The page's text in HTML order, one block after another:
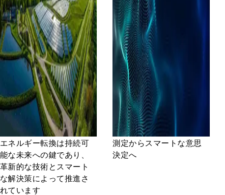
エネルギー転換は持続可
能な未来への鍵であり、
革新的な技術とスマート
な解決策によって推進さ
れています
測定からスマートな意思
決定へ